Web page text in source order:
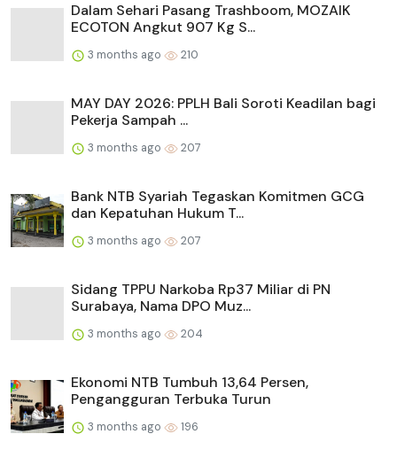
Dalam Sehari Pasang Trashboom, MOZAIK
ECOTON Angkut 907 Kg S...
3 months ago 210
MAY DAY 2026: PPLH Bali Soroti Keadilan bagi
Pekerja Sampah ...
3 months ago 207
Bank NTB Syariah Tegaskan Komitmen GCG
dan Kepatuhan Hukum T...
3 months ago 207
Sidang TPPU Narkoba Rp37 Miliar di PN
Surabaya, Nama DPO Muz...
3 months ago 204
Ekonomi NTB Tumbuh 13,64 Persen,
Pengangguran Terbuka Turun
3 months ago 196